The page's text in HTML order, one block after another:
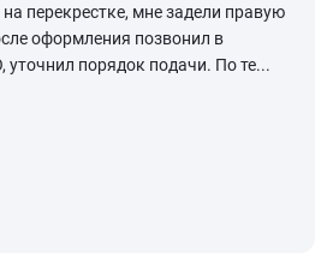
перекрестке, мне задели правую
оформления позвонил в
порядок подачи. По те...